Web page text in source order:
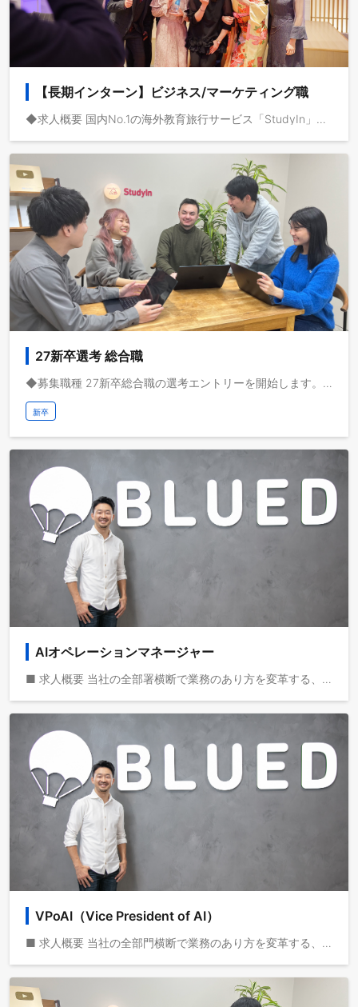
【長期インターン】ビジネス/マーケティング職
◆求人概要 国内No.1の海外教育旅行サービス「StudyIn」、国内最大級の動画メディア「StudyInシリーズ/Dive Into Japan」で活躍する長期インターンを募集します。 動画メディアを共通基盤として海外事業を急成長させている株式会社ブルードは、取扱高を三桁億から四桁億へスケールするフェーズにいます。自己資本経営、取扱高約三桁億、営業利益一桁億、日本最大級の教育旅行サービスを運営しており、これから世界で教育旅行サービスの垂直統合モデルを実現し、世界で最も人々のライフチェンジをサポートする企業になりたいと考えています。 ◆業務イメージ - 役員/事業責任者と連携した事業企画/事業開発の提案と実行 - AIオペレーション、AIを前提とした業務プロセスの再設計と推進 - 海外拠点立ち上げメンバーとして海外進出と事業開発を推進 - 学校法人営業・企業法人営業・個人への留学コンサルティング - カスタマーサクセスで顧客の渡航前・中・後を支援し課題解決へ導く - AIを活用したSNSマーケティングの企画/撮影/編集/分析 - 総フォロワー数900万を越える「StudyInシリーズ」の演者として国内外での撮影 - AIサーチに対応したLLMO/AIOなどのデジタルマーケティング - 役員/事業責任者と連携した採用・人員計画の策定と実行 事業開発、海外での就労、法人営業、SNSやデジタルマーケティング、AIオペレーション経験を得たい方、海外志向で成長意欲の高い方、ぜひご応募ください。 弊社の事業領域には様々なミッションがあります。面談のプロセスにて、志向に合わせて具体的な仕事内容や役割を提案させていただきます。
27新卒選考 総合職
◆募集職種 27新卒総合職の選考エントリーを開始します。 動画メディアを共通基盤として海外事業を急成長させている株式会社ブルードは、取扱高を三桁億から四桁億へスケールするフェーズにいます。自己資本経営、取扱高約三桁億、営業利益一桁億、日本最大級の教育旅行サービスを運営しており、これから世界で教育旅行サービスの垂直統合モデルを実現し、世界で最も人々のライフチェンジをサポートする企業になりたいと考えています。 ◆業務イメージ - 役員/事業責任者と連携した事業企画/事業開発の提案と実行 - AIオペレーション、AIを前提とした業務プロセスの再設計と推進 - 海外拠点立ち上げメンバーとして海外進出と事業開発を推進 - 学校法人営業・企業法人営業・個人への留学コンサルティング - カスタマーサクセスで顧客の渡航前・中・後を支援し課題解決へ導く - AIを活用したSNSマーケティングの企画/撮影/編集/分析 - 総フォロワー数900万を越える「StudyInシリーズ」の演者として国内外での撮影 - AIサーチに対応したLLMO/AIOなどのデジタルマーケティング - 役員/事業責任者と連携した採用・人員計画の策定と実行 事業開発、海外での就労、法人営業、SNSやデジタルマーケティング、AIオペレーション経験を得たい方、海外志向で成長意欲の高い方、ぜひご応募ください。 弊社の事業領域には様々なミッションがあります。面談のプロセスにて、志向に合わせて具体的な仕事内容や役割を提案させていただきます。 ◆出身大学 早稲田大学、慶應大学、東京大学、一橋大学、京都大学、大阪大学、東京外語大学、筑波大学、北海道大学、名古屋大学、秋田大学、関西学院大学、立命館大学、名城大学、順天堂大学、京都産業大学、國學院大学、関西外語大学、明治大学、明治学院大学、東洋大学、日本女子大学、九州産業大学、北海道文教大学 ◆海外大学 ハーバード大学、UCバークレー大学、UCLA大学、トロント大学、モンテレイ工科大学、ポンペウファブラ大学、フロリダ大学、リンネ大学、フレンズ大学、UCアーバイン大学など
新卒
AIオペレーションマネージャー
■ 求人概要 当社の全部署横断で業務のあり方を変革する、AIオペレーションマネージャーを募集します。 動画メディアを共通基盤として海外事業を急成長させている株式会社ブルードは、取扱高を三桁億から四桁億へスケールするフェーズにいます。自己資本経営、取扱高約三桁億、営業利益一桁億、日本最大級の教育旅行サービスを運営しており、これから世界で教育旅行サービスの垂直統合モデルを実現し、世界で最も人々のライフチェンジをサポートする企業になりたいと考えています。 ■ 具体的な業務 - 全社横断の業務プロセス可視化と課題抽出しデータを基に改善仮説を構築 - AI活用戦略・ロードマップ策定、生成AI、RPA、OCR、iPaaS等の技術を組み合わせ、業務変革を計画・実行 - AIネイティブな業務フロー/ツールの設計・導入 - モデル選定・RAG設計・プロンプト策定、ワークフロー再設計と高速実装を実現 - KPI設計・効果測定のダッシュボード化と継続的改善 - 社内研修・オンボーディング計画でAI実装を定着、AIリテラシーを醸成 - プライバシー保護や法令遵守、AI利用ポリシーを策定 - Biz・PdM・経営層を巻き込み、企画から運用までPJマネジメントを実行 ■ ポジションの魅力 - AIを前提に業務プロセスを再設計し、設計‑実装‑運用まで一貫してリードできます - 経営陣直下・CxO直結の裁量で全社AX戦略を推進し、事業成長に寄与できる - 生成AI/LLM、RPA、OCR、iPaaS など先端技術を扱いながらROIを最大化できる - 社内オペレーション変革で得た知見を事業開発に展開できる - 将来的にVPoAIなど経営幹部へステップアップできるパスを用意します
VPoAI（Vice President of AI）
■ 求人概要 当社の全部門横断で業務のあり方を変革する、VPoAIを募集します。 動画メディアを共通基盤として海外事業を急成長させている株式会社ブルードは、取扱高を三桁億から四桁億へスケールするフェーズにいます。自己資本経営、取扱高約三桁億、営業利益一桁億、日本最大級の教育旅行サービスを運営しており、これから世界で教育旅行サービスの垂直統合モデルを実現し、世界で最も人々のライフチェンジをサポートする企業になりたいと考えています。 ■ 具体的な業務 - 全社横断の業務プロセス可視化と課題抽出しデータを基に改善仮説を構築 - AI活用戦略・ロードマップ策定、生成AI、RPA、OCR、iPaaS等の技術を組み合わせ、業務変革を計画・実行 - AIネイティブな業務フロー/ツールの設計・導入 - モデル選定・RAG設計・プロンプト策定、ワークフロー再設計と高速実装を実現 - KPI設計・効果測定のダッシュボード化と継続的改善 - 社内研修・オンボーディング計画でAI実装を定着、AIリテラシーを醸成 - プライバシー保護や法令遵守、AI利用ポリシーを策定 - Biz・PdM・経営層を巻き込み、企画から運用までPJマネジメントを実行 ■ ポジションの魅力 - AIを前提に業務プロセスを再設計し、設計‑実装‑運用まで一貫してリードできます - 生成AI/LLM、RPA、OCR、iPaaS など先端技術を扱いながらROIを最大化できる - 社内オペレーション変革で得た知見を事業開発に展開できる